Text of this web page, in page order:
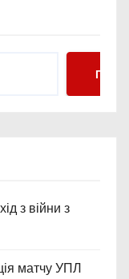
з війни з
матчу УПЛ